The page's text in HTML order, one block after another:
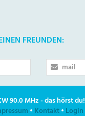
FREUNDEN:
mail
90.0 MHz - das hörst du!
• Kontakt• Login